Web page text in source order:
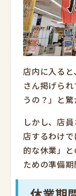
店内に入る
さん掲げら
うの？」と
しかし、店
店するわけ
的な休業」
ための準備期